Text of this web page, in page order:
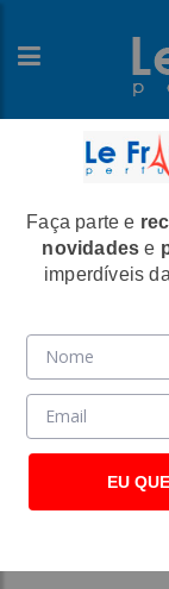
Home>Giorgio Armani>
Armani
Giorgio
(264)
Faça parte e
novidades e
imperdíveis
EU